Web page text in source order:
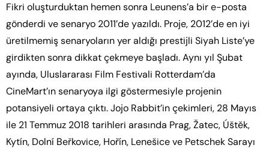
Fikri oluşturduktan hemen sonra Leunens’a bir e-posta
gönderdi ve senaryo 2011’de yazıldı. Proje, 2012’de en iyi
üretilmemiş senaryoların yer aldığı prestijli Siyah Liste’ye
girdikten sonra dikkat çekmeye başladı. Aynı yıl Şubat
ayında, Uluslararası Film Festivali Rotterdam’da
CineMart’ın senaryoya ilgi göstermesiyle projenin
potansiyeli ortaya çıktı. Jojo Rabbit’in çekimleri, 28 Mayıs
ile 21 Temmuz 2018 tarihleri arasında Prag, Žatec, Úštěk,
Kytín, Dolní Beřkovice, Hořín, Lenešice ve Petschek Sarayı